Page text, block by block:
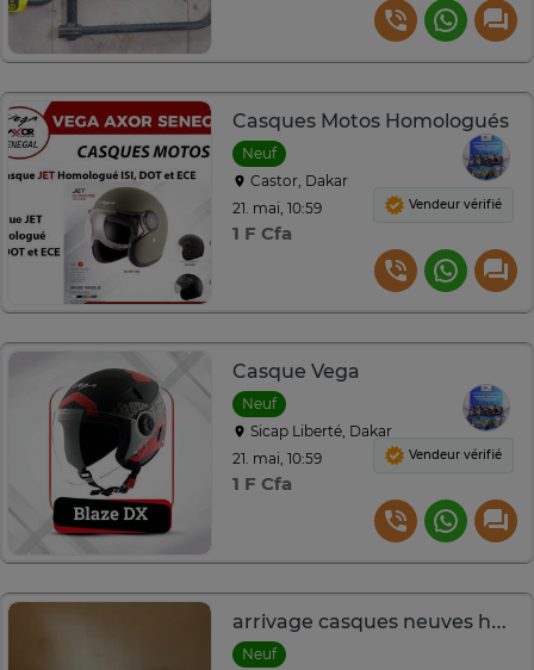
Casques Motos Homologués
Neuf
Castor, Dakar
21. mai, 10:59
1 F Cfa
Vendeur vérifié
Casque Vega
Neuf
Sicap Liberté, Dakar
21. mai, 10:59
1 F Cfa
Vendeur vérifié
arrivage casques neuves homologués
Neuf